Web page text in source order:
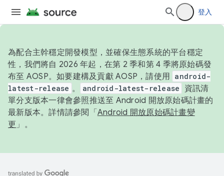
登入
為配合主幹穩定開發模型，並確保生態系統的平台穩定
性，我們將自 2026 年起，在第 2 季和第 4 季將原始碼發
布至 AOSP。如要建構及貢獻 AOSP，請使用 android-
latest-release 。 android-latest-release
資訊清
單分支版本一律會參照推送至 Android 開放原始碼計畫的
最新版本。詳情請參閱「 Android 開放原始碼計畫變
更 」。